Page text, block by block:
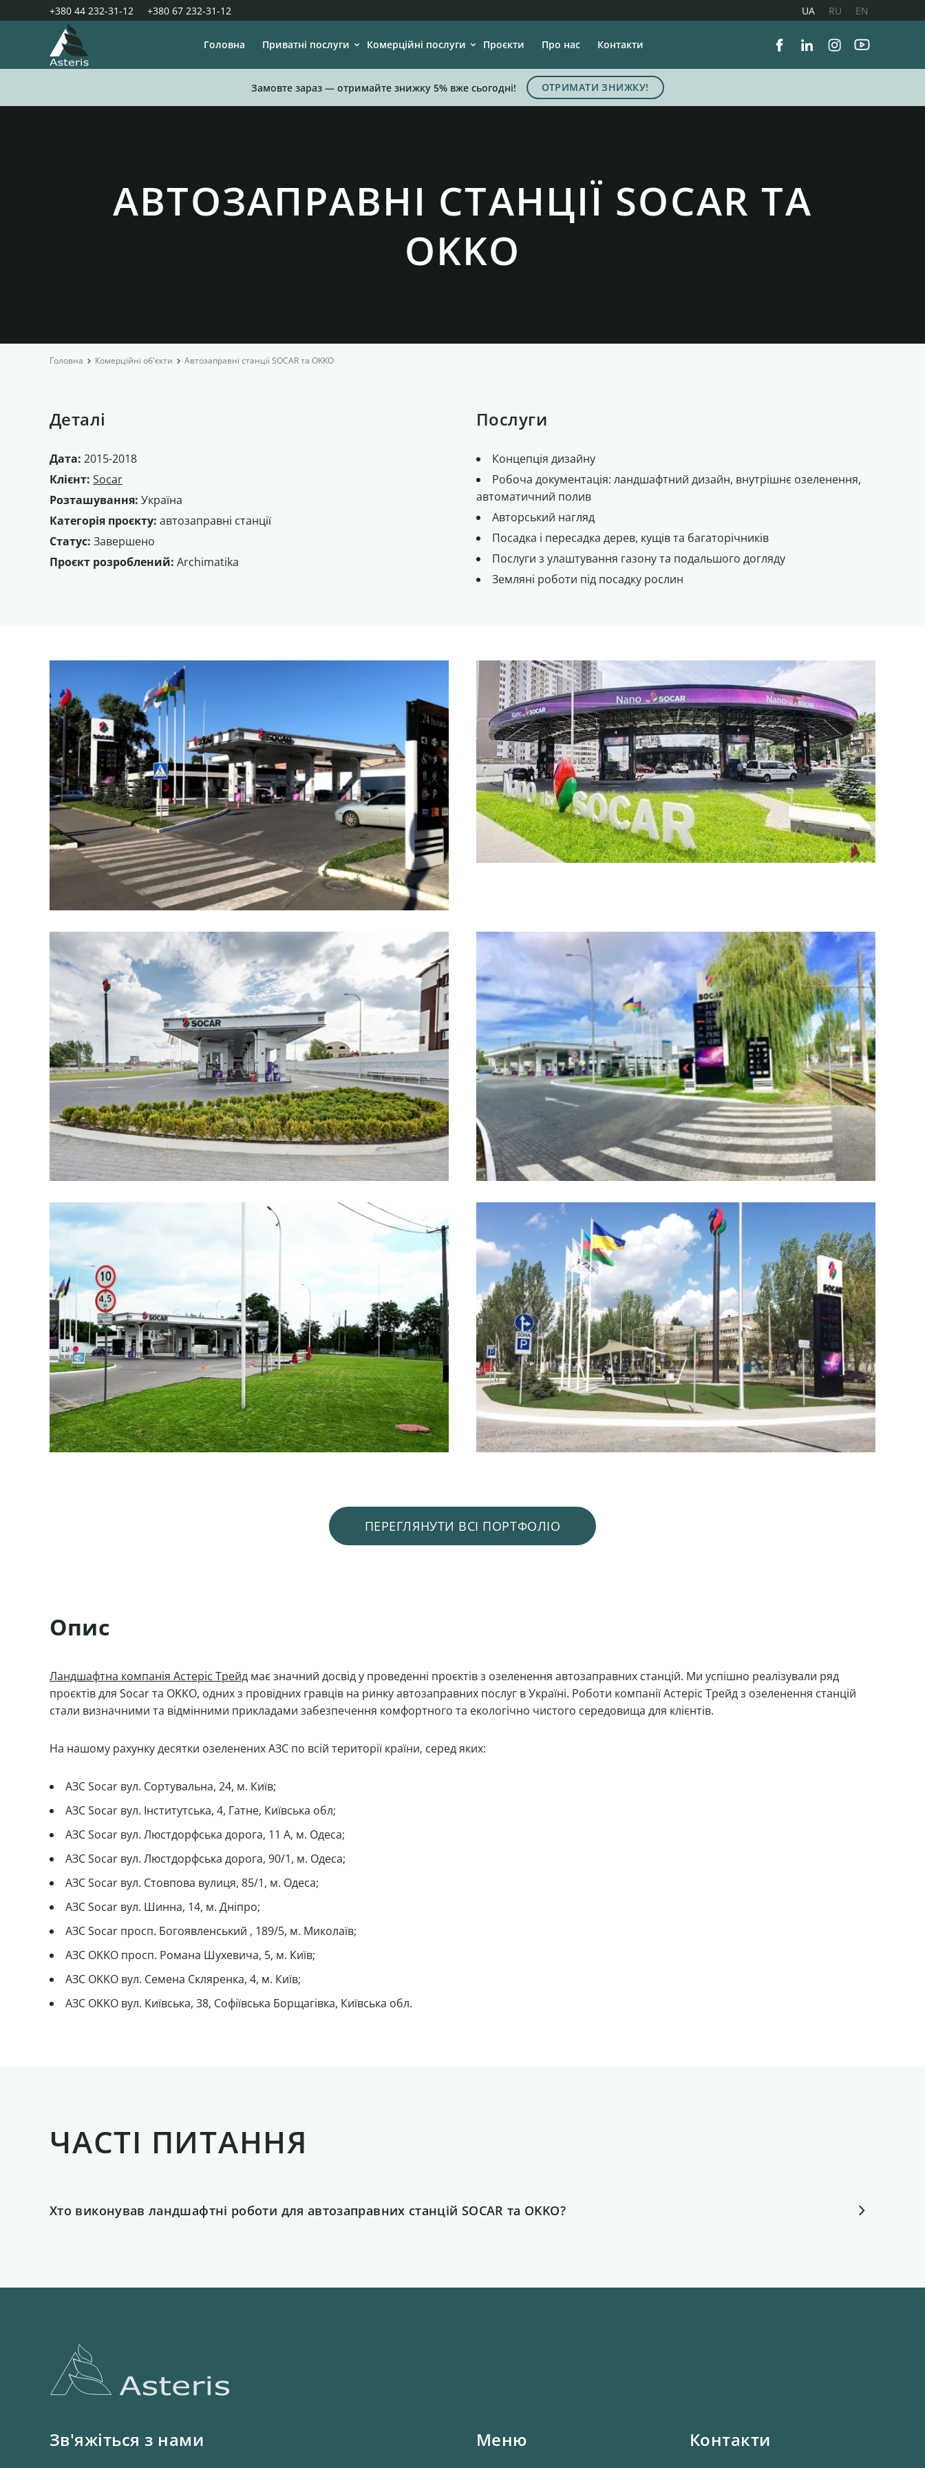
+380 44 232-31-12 +380 67 232-31-12 UA RU EN
Головна Приватні послуги Комерційні послуги Проєкти Про нас Контакти FacebookLinkedinInstagramYoutube
Замовте зараз — отримайте знижку 5% вже сьогодні! ОТРИМАТИ ЗНИЖКУ!
АВТОЗАПРАВНІ СТАНЦІЇ SOCAR ТА
OKKO
Головна Комерційні об'єкти Автозаправні станції SOCAR та OKKO
Деталі
Дата: 2015-2018
Клієнт: Socar
Розташування: Україна
Категорія проєкту: автозаправні станції
Статус: Завершено
Проєкт розроблений: Archimatika
Послуги
Концепція дизайну
Робоча документація: ландшафтний дизайн, внутрішнє озеленення,
автоматичний полив
Авторський нагляд
Посадка і пересадка дерев, кущів та багаторічників
Послуги з улаштування газону та подальшого догляду
Земляні роботи під посадку рослин
ПЕРЕГЛЯНУТИ ВСІ ПОРТФОЛІО
Опис
Ландшафтна компанія Астеріс Трейд має значний досвід у проведенні проєктів з озеленення автозаправних станцій. Ми успішно реалізували ряд
проєктів для Socar та OKKO, одних з провідних гравців на ринку автозаправних послуг в Україні. Роботи компанії Астеріс Трейд з озеленення станцій
стали визначними та відмінними прикладами забезпечення комфортного та екологічно чистого середовища для клієнтів.
На нашому рахунку десятки озеленених АЗС по всій території країни, серед яких:
АЗС Socar вул. Сортувальна, 24, м. Київ;
АЗС Socar вул. Інститутська, 4, Гатне, Київська обл;
АЗС Socar вул. Люстдорфська дорога, 11 А, м. Одеса;
АЗС Socar вул. Люстдорфська дорога, 90/1, м. Одеса;
АЗС Socar вул. Стовпова вулиця, 85/1, м. Одеса;
АЗС Socar вул. Шинна, 14, м. Дніпро;
АЗС Socar просп. Богоявленський , 189/5, м. Миколаїв;
АЗС OKKO просп. Романа Шухевича, 5, м. Київ;
АЗС OKKO вул. Семена Скляренка, 4, м. Київ;
АЗС OKKO вул. Київська, 38, Софіївська Борщагівка, Київська обл.
ЧАСТІ ПИТАННЯ
Хто виконував ландшафтні роботи для автозаправних станцій SOCAR та OKKO?
Зв'яжіться з нами Меню Контакти